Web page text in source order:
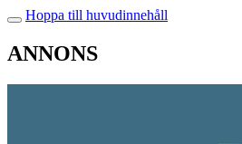
Hoppa till huvudinnehåll
ANNONS